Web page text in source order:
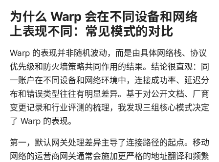
为什么 Warp 会在不同设备和网络
上表现不同：常见模式的对比
Warp 的表现并非随机波动，而是由具体网络栈、协议
优先级和防火墙策略共同作用的结果。结论很直观：同
一账户在不同设备和网络环境中，连接成功率、延迟分
布和错误类型往往有明显差异。基于对公开文档、厂商
变更记录和行业评测的梳理，我发现三组核心模式决定
了 Warp 的表现。
第一，默认网关处理差异主导了连接路径的起点。移动
网络的运营商网关通常会施加更严格的地址翻译和频繁